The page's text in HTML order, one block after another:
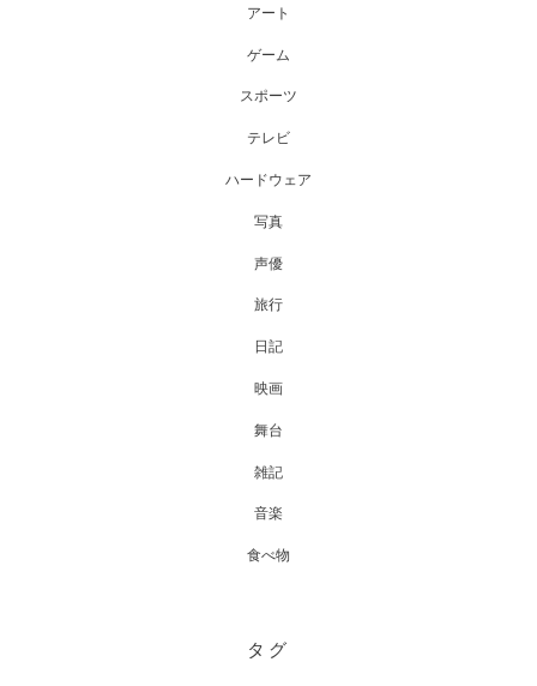
アート
ゲーム
スポーツ
テレビ
ハードウェア
写真
声優
旅行
日記
映画
舞台
雑記
音楽
食べ物
タグ